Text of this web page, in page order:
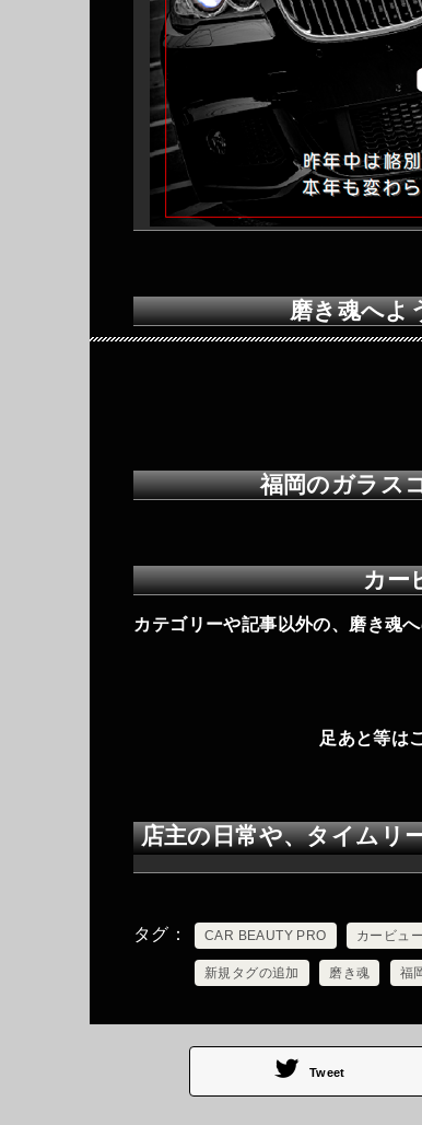
磨き魂へよ
福岡のガラス
カー
カテゴリーや記事以外の、磨き魂
足あと等は
店主の日常や、タイムリ
タグ CAR BEAUTY PRO カービュ
新規タグの追加 磨き魂 福
Tweet